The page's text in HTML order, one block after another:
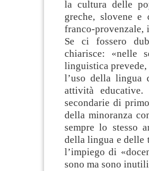
la cultura delle
greche, slovene
franco-provenzale,
Se ci fossero
chiarisce: «nelle
linguistica
l’uso della lingua
attività
secondarie di
della minoranza
sempre lo stesso
della lingua e
l’impiego di
sono ma sono